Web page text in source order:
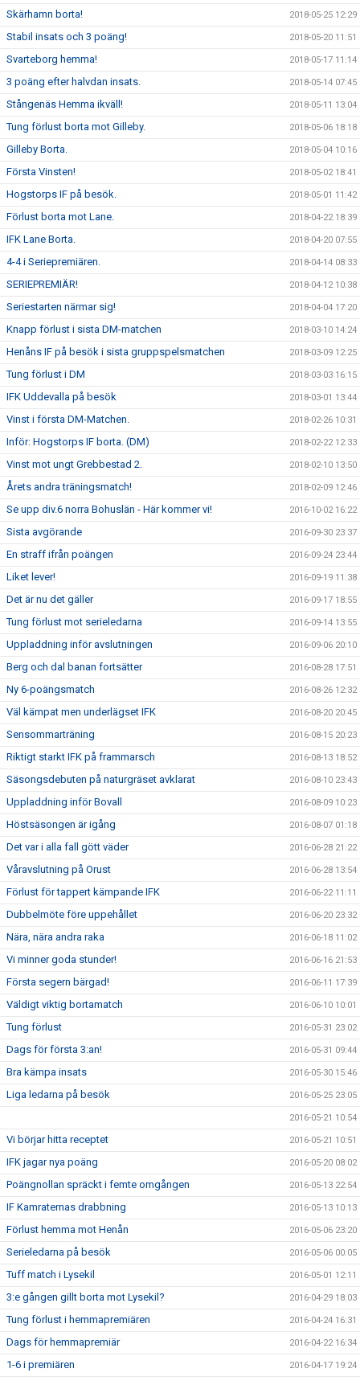
Skärhamn borta! 2018-05-25 12:29
Stabil insats och 3 poäng! 2018-05-20 11:51
Svarteborg hemma! 2018-05-17 11:14
3 poäng efter halvdan insats. 2018-05-14 07:45
Stångenäs Hemma ikväll! 2018-05-11 13:04
Tung förlust borta mot Gilleby. 2018-05-06 18:18
Gilleby Borta. 2018-05-04 10:16
Första Vinsten! 2018-05-02 18:41
Hogstorps IF på besök. 2018-05-01 11:42
Förlust borta mot Lane. 2018-04-22 18:39
IFK Lane Borta. 2018-04-20 07:55
4-4 i Seriepremiären. 2018-04-14 08:33
SERIEPREMIÄR! 2018-04-12 10:38
Seriestarten närmar sig! 2018-04-04 17:20
Knapp förlust i sista DM-matchen 2018-03-10 14:24
Henåns IF på besök i sista gruppspelsmatchen 2018-03-09 12:25
Tung förlust i DM 2018-03-03 16:15
IFK Uddevalla på besök 2018-03-01 13:44
Vinst i första DM-Matchen. 2018-02-26 10:31
Inför: Hogstorps IF borta. (DM) 2018-02-22 12:33
Vinst mot ungt Grebbestad 2. 2018-02-10 13:50
Årets andra träningsmatch! 2018-02-09 12:46
Se upp div.6 norra Bohuslän - Här kommer vi! 2016-10-02 16:22
Sista avgörande 2016-09-30 23:37
En straff ifrån poängen 2016-09-24 23:44
Liket lever! 2016-09-19 11:38
Det är nu det gäller 2016-09-17 18:55
Tung förlust mot serieledarna 2016-09-14 13:55
Uppladdning inför avslutningen 2016-09-06 20:10
Berg och dal banan fortsätter 2016-08-28 17:51
Ny 6-poängsmatch 2016-08-26 12:32
Väl kämpat men underlägset IFK 2016-08-20 20:45
Sensommarträning 2016-08-15 20:23
Riktigt starkt IFK på frammarsch 2016-08-13 18:52
Säsongsdebuten på naturgräset avklarat 2016-08-10 23:43
Uppladdning inför Bovall 2016-08-09 10:23
Höstsäsongen är igång 2016-08-07 01:18
Det var i alla fall gött väder 2016-06-28 21:22
Våravslutning på Orust 2016-06-28 13:54
Förlust för tappert kämpande IFK 2016-06-22 11:11
Dubbelmöte före uppehållet 2016-06-20 23:32
Nära, nära andra raka 2016-06-18 11:02
Vi minner goda stunder! 2016-06-16 21:53
Första segern bärgad! 2016-06-11 17:39
Väldigt viktig bortamatch 2016-06-10 10:01
Tung förlust 2016-05-31 23:02
Dags för första 3:an! 2016-05-31 09:44
Bra kämpa insats 2016-05-30 15:46
Liga ledarna på besök 2016-05-25 23:05
2016-05-21 10:54
Vi börjar hitta receptet 2016-05-21 10:51
IFK jagar nya poäng 2016-05-20 08:02
Poängnollan spräckt i femte omgången 2016-05-13 22:54
IF Kamraternas drabbning 2016-05-13 10:13
Förlust hemma mot Henån 2016-05-06 23:20
Serieledarna på besök 2016-05-06 00:05
Tuff match i Lysekil 2016-05-01 12:11
3:e gången gillt borta mot Lysekil? 2016-04-29 18:03
Tung förlust i hemmapremiären 2016-04-24 16:31
Dags för hemmapremiär 2016-04-22 16:34
1-6 i premiären 2016-04-17 19:24